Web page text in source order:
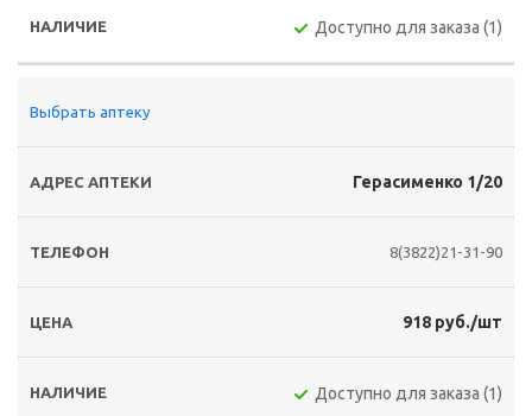
Доступно для заказа (1)
Выбрать аптеку
Герасименко 1/20
8(3822)21-31-90
918 руб./шт
Доступно для заказа (1)